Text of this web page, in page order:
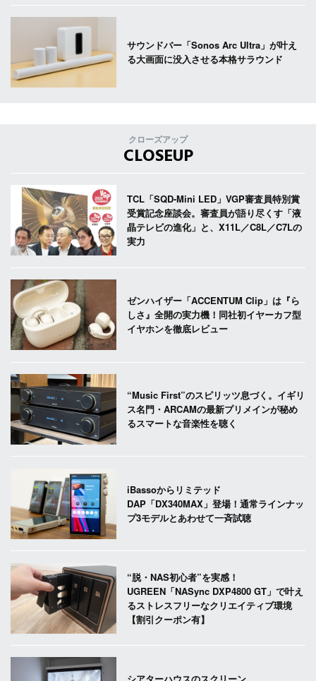
サウンドバー「Sonos Arc Ultra」が叶え
る大画面に没入させる本格サラウンド
クローズアップ
CLOSEUP
TCL「SQD-Mini LED」VGP審査員特別賞
受賞記念座談会。審査員が語り尽くす「液
晶テレビの進化」と、X11L／C8L／C7Lの
実力
ゼンハイザー「ACCENTUM Clip」は『ら
しさ』全開の実力機！同社初イヤーカフ型
イヤホンを徹底レビュー
“Music First”のスピリッツ息づく。イギリ
ス名門・ARCAMの最新プリメインが秘め
るスマートな音楽性を聴く
iBassoからリミテッド
DAP「DX340MAX」登場！通常ラインナッ
プ3モデルとあわせて一斉試聴
“脱・NAS初心者”を実感！
UGREEN「NASync DXP4800 GT」で叶え
るストレスフリーなクリエイティブ環境
【割引クーポン有】
シアターハウスのスクリーン